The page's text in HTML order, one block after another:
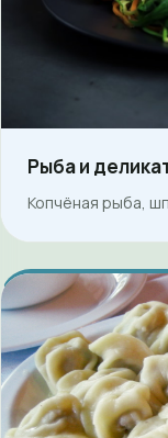
Рыба и
Копчёная рыба,